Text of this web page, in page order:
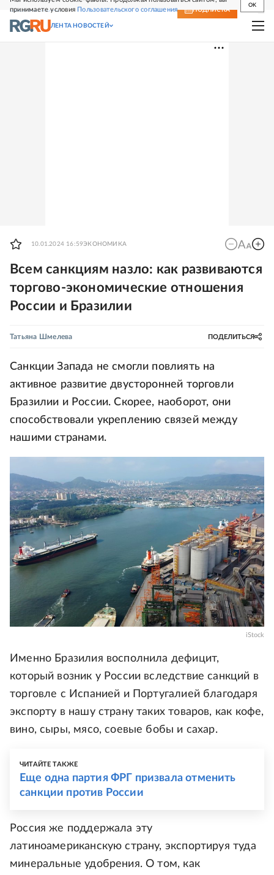
принимаете условия Пользовательского соглашения
OK
СВЕЖИЙ НОМЕР ПОДПИСКА
ЛЕНТА НОВОСТЕЙ
10.01.2024 16:59ЭКОНОМИКА
Всем санкциям назло: как развиваются
торгово-экономические отношения
России и Бразилии
Татьяна Шмелева ПОДЕЛИТЬСЯ
Санкции Запада не смогли повлиять на
активное развитие двусторонней торговли
Бразилии и России. Скорее, наоборот, они
способствовали укреплению связей между
нашими странами.
iStock
Именно Бразилия восполнила дефицит,
который возник у России вследствие санкций в
торговле с Испанией и Португалией благодаря
экспорту в нашу страну таких товаров, как кофе,
вино, сыры, мясо, соевые бобы и сахар.
ЧИТАЙТЕ ТАКЖЕ
Еще одна партия ФРГ призвала отменить
санкции против России
Россия же поддержала эту
латиноамериканскую страну, экспортируя туда
минеральные удобрения. О том, как